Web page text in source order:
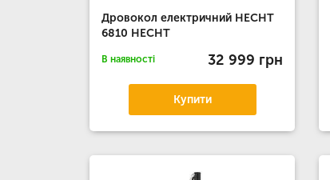
Дровокол електричний HECHT
6810 HECHT
В наявності 32 999 грн
Купити